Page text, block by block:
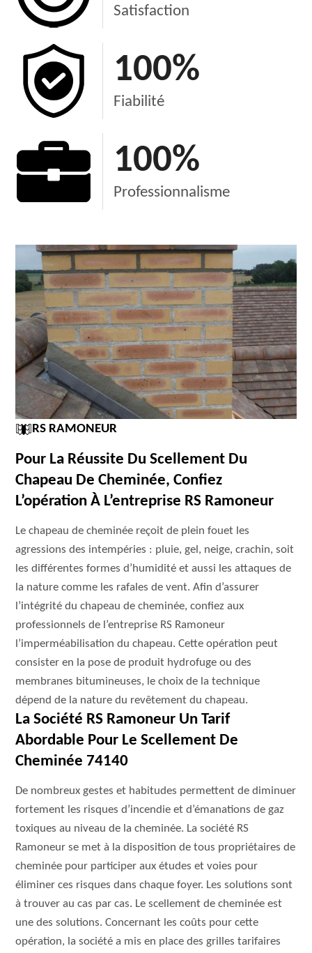
Satisfaction
100%
Fiabilité
100%
Professionnalisme
RS RAMONEUR
Pour La Réussite Du Scellement Du
Chapeau De Cheminée, Confiez
L’opération À L’entreprise RS Ramoneur
Le chapeau de cheminée reçoit de plein fouet les
agressions des intempéries : pluie, gel, neige, crachin, soit
les différentes formes d’humidité et aussi les attaques de
la nature comme les rafales de vent. Afin d’assurer
l’intégrité du chapeau de cheminée, confiez aux
professionnels de l’entreprise RS Ramoneur
l’imperméabilisation du chapeau. Cette opération peut
consister en la pose de produit hydrofuge ou des
membranes bitumineuses, le choix de la technique
dépend de la nature du revêtement du chapeau.
La Société RS Ramoneur Un Tarif
Abordable Pour Le Scellement De
Cheminée 74140
De nombreux gestes et habitudes permettent de diminuer
fortement les risques d’incendie et d’émanations de gaz
toxiques au niveau de la cheminée. La société RS
Ramoneur se met à la disposition de tous propriétaires de
cheminée pour participer aux études et voies pour
éliminer ces risques dans chaque foyer. Les solutions sont
à trouver au cas par cas. Le scellement de cheminée est
une des solutions. Concernant les coûts pour cette
opération, la société a mis en place des grilles tarifaires